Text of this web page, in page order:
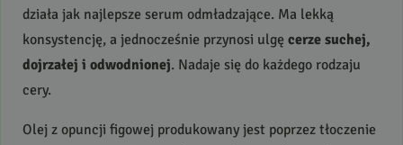
działa jak najlepsze serum odmładzające. Ma lekką
konsystencję, a jednocześnie przynosi ulgę cerze suchej,
dojrzałej i odwodnionej. Nadaje się do każdego rodzaju
cery.
Olej z opuncji figowej produkowany jest poprzez tłoczenie